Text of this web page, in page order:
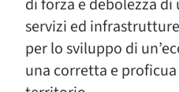
di forza e debolezza
servizi ed
per lo sviluppo di
una corretta e